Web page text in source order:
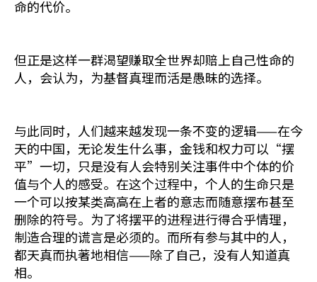
命的代价。
但正是这样一群渴望赚取全世界却赔上自己性命的
人，会认为，为基督真理而活是愚昧的选择。
与此同时，人们越来越发现一条不变的逻辑——在今
天的中国，无论发生什么事，金钱和权力可以“摆
平”一切，只是没有人会特别关注事件中个体的价
值与个人的感受。在这个过程中，个人的生命只是
一个可以按某类高高在上者的意志而随意摆布甚至
删除的符号。为了将摆平的进程进行得合乎情理，
制造合理的谎言是必须的。而所有参与其中的人，
都天真而执著地相信——除了自己，没有人知道真
相。